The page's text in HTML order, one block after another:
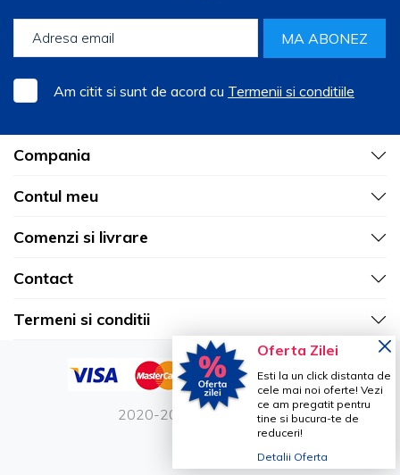
MA ABONEZ
Am citit si sunt de acord cu Termenii si conditiile
Compania
Contul meu
Comenzi si livrare
Contact
Termeni si conditii
2020-2026 Vetro Design
Oferta Zilei
Esti la un click distanta de
cele mai noi oferte! Vezi
ce am pregatit pentru
tine si bucura-te de
reduceri!
Detalii Oferta